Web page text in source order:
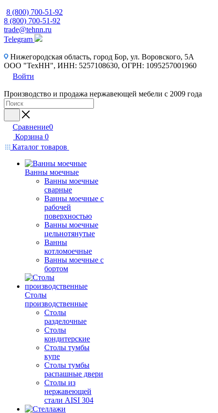
8 (800) 700-51-92
8 (800) 700-51-92
trade@tehnn.ru
Telegram
Нижегородская область, город Бор, ул. Воровского, 5А
ООО "ТехНН", ИНН: 5257108630, ОГРН: 1095257001960
Войти
Производство и продажа нержавеющей мебели с 2009 года
Сравнение0
Корзина 0
Каталог товаров
Ванны моечные
Ванны моечные
сварные
Ванны моечные с
рабочей
поверхностью
Ванны моечные
цельнотянутые
Ванны
котломоечные
Ванны моечные с
бортом
Столы
производственные
Столы
разделочные
Столы
кондитерские
Столы тумбы
купе
Столы тумбы
распашные двери
Столы из
нержавеющей
стали AISI 304